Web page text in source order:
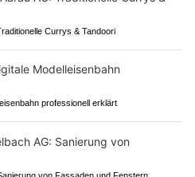
Currys & Tandoori
professionell erklärt